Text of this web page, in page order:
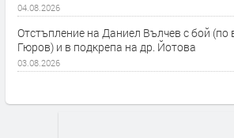
04.08.2026
Отстъпление на Даниел Вълчев с бой (по
Гюров) и в подкрепа на др. Йотова
03.08.2026